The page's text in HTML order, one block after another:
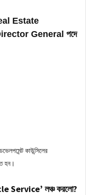
Estate
General পদে
কাউন্সিলের
হন।
Service’ লঞ্চ করলো?